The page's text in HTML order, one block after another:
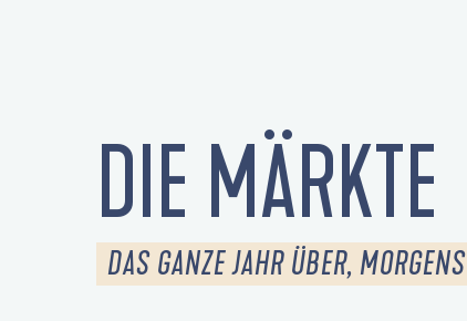
DIE MÄRKTE
DAS GANZE JAHR ÜBER, MORGENS